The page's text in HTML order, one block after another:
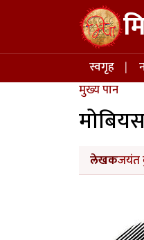
Skip to main content
Main
स्वगृह
मुख्य पान
लेखकजयंत